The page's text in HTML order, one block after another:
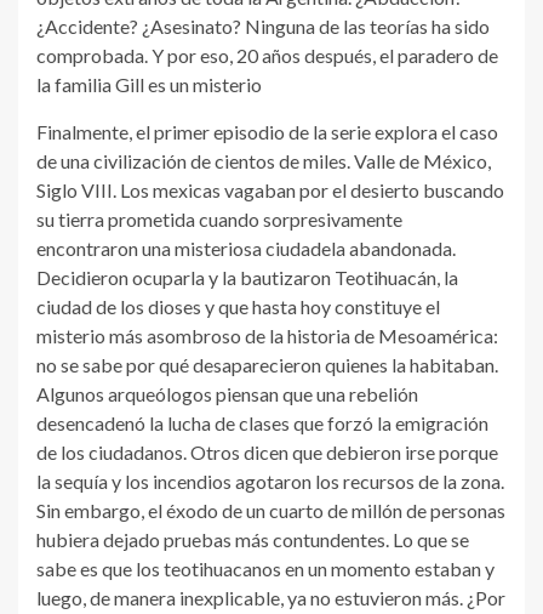
¿Accidente? ¿Asesinato? Ninguna de las teorías ha sido
comprobada. Y por eso, 20 años después, el paradero de
la familia Gill es un misterio
Finalmente, el primer episodio de la serie explora el caso
de una civilización de cientos de miles. Valle de México,
Siglo VIII. Los mexicas vagaban por el desierto buscando
su tierra prometida cuando sorpresivamente
encontraron una misteriosa ciudadela abandonada.
Decidieron ocuparla y la bautizaron Teotihuacán, la
ciudad de los dioses y que hasta hoy constituye el
misterio más asombroso de la historia de Mesoamérica:
no se sabe por qué desaparecieron quienes la habitaban.
Algunos arqueólogos piensan que una rebelión
desencadenó la lucha de clases que forzó la emigración
de los ciudadanos. Otros dicen que debieron irse porque
la sequía y los incendios agotaron los recursos de la zona.
Sin embargo, el éxodo de un cuarto de millón de personas
hubiera dejado pruebas más contundentes. Lo que se
sabe es que los teotihuacanos en un momento estaban y
luego, de manera inexplicable, ya no estuvieron más. ¿Por